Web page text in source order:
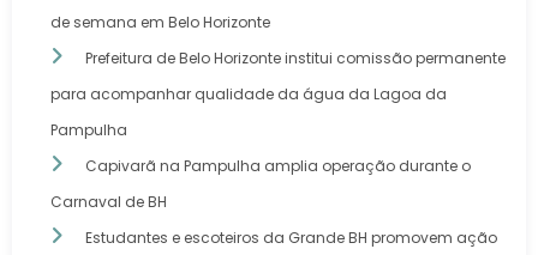
de semana em Belo Horizonte
Prefeitura de Belo Horizonte institui comissão permanente
para acompanhar qualidade da água da Lagoa da
Pampulha
Capivarã na Pampulha amplia operação durante o
Carnaval de BH
Estudantes e escoteiros da Grande BH promovem ação